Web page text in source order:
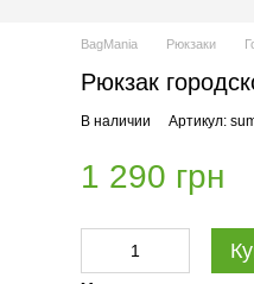
BagMania Рюкзаки
Рюкзак
В наличии Артикул:
1 290 грн